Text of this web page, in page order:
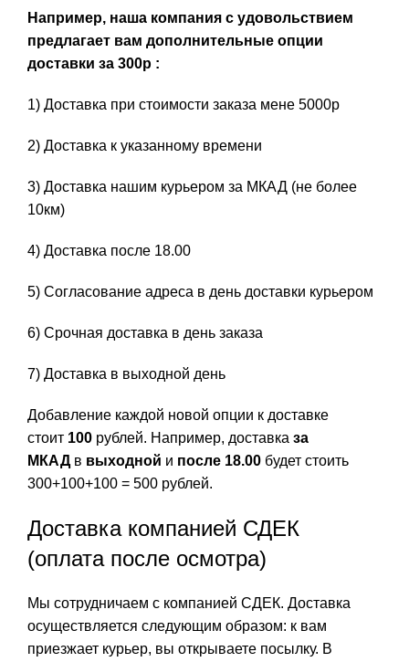
Например, наша компания с удовольствием
предлагает вам дополнительные опции
доставки за 300р :
1) Доставка при стоимости заказа мене 5000р
2) Доставка к указанному времени
3) Доставка нашим курьером за МКАД (не более
10км)
4) Доставка после 18.00
5) Согласование адреса в день доставки курьером
6) Срочная доставка в день заказа
7) Доставка в выходной день
Добавление каждой новой опции к доставке
стоит 100 рублей. Например, доставка за
МКАДв выходной и после 18.00 будет стоить
300+100+100 = 500 рублей.
Доставка компанией СДЕК
(оплата после осмотра)
Мы сотрудничаем с компанией СДЕК. Доставка
осуществляется следующим образом: к вам
приезжает курьер, вы открываете посылку. В